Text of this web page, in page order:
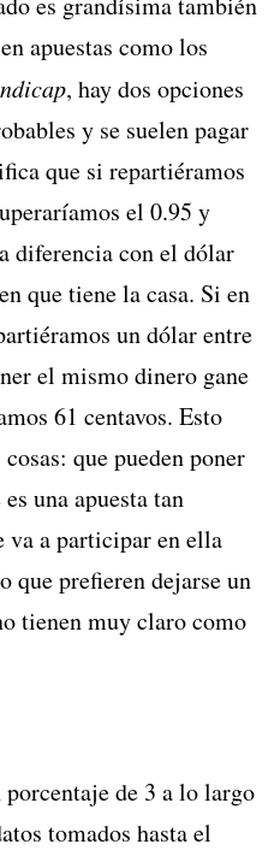
apuestas como los
, hay dos opciones
y se suelen pagar
que si repartiéramos
el 0.95 y
diferencia con el dólar
que tiene la casa. Si en
un dólar entre
el mismo dinero gane
61 centavos. Esto
que pueden poner
una apuesta tan
va a participar en ella
que prefieren dejarse un
tienen muy claro como
de 3 a lo largo
tomados hasta el